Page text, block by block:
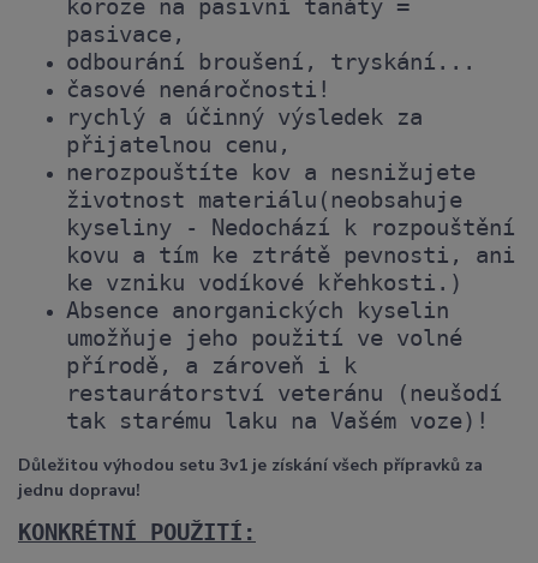
koroze na pasivní tanáty =
pasivace,
odbourání broušení, tryskání...
časové nenáročnosti!
rychlý a účinný výsledek za
přijatelnou cenu,
nerozpouštíte kov a nesnižujete
životnost materiálu (neobsahuje
kyseliny - Nedochází k rozpouštění
kovu a tím ke ztrátě pevnosti, ani
ke vzniku vodíkové křehkosti.)
Absence anorganických kyselin
umožňuje jeho použití ve volné
přírodě, a zároveň i k
restaurátorství veteránu (neušodí
tak starému laku na Vašém voze)!
Důležitou výhodou setu 3v1 je získání všech přípravků za
jednu dopravu!
KONKRÉTNÍ POUŽITÍ: